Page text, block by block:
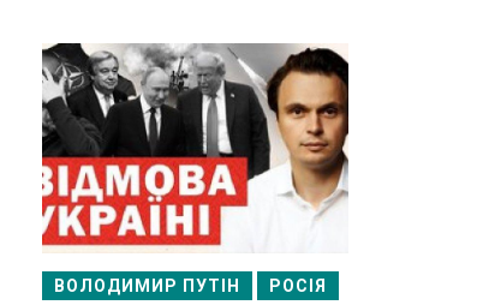
ВОЛОДИМИР ПУТІН РОСІЯ